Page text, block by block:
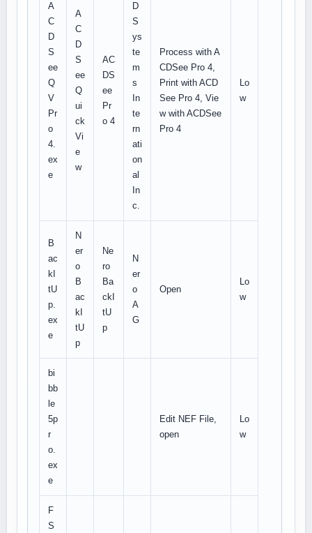
A
C
D
S
ee
Q
V
Pr
o
4.
ex
e
A
C
D
S
ee
Q
ui
ck
Vi
e
w
AC
DS
ee
Pr
o 4
D
S
ys
te
m
s
In
te
rn
ati
on
al
In
c.
Process with A
CDSee Pro 4,
Print with ACD
See Pro 4, Vie
w with ACDSee
Pro 4
Lo
w
B
ac
kI
tU
p.
ex
e
N
er
o
B
ac
kI
tU
p
Ne
ro
Ba
ckI
tU
p
N
er
o
A
G
Open
Lo
w
bi
bb
le
5p
r
o.
ex
e
Edit NEF File,
open
Lo
w
F
S